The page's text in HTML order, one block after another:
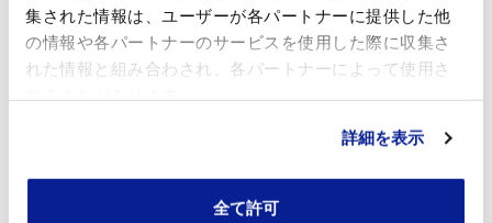
集された情報は、ユーザーが各パートナーに提供した他
の情報や各パートナーのサービスを使用した際に収集さ
れた情報と組み合わされ、各パートナーによって使用さ
詳細を表示
全て許可